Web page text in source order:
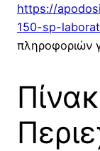
https://
150-sp-
πληροφοριών